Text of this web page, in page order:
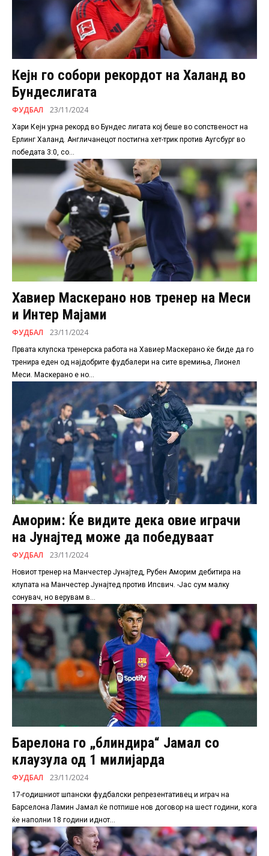
Кејн го собори рекордот на Халанд во
Бундеслигата
ФУДБАЛ 23/11/2024
Хари Кејн урна рекорд во Бундес лигата кој беше во сопственост на
Ерлинг Халанд. Англичанецот постигна хет-трик против Аугсбург во
победата 3:0, со...
Хавиер Маскерано нов тренер на Меси
и Интер Мајами
ФУДБАЛ 23/11/2024
Првата клупска тренерска работа на Хавиер Маскерано ќе биде да го
тренира еден од најдобрите фудбалери на сите времиња, Лионел
Меси. Маскерано е но...
Аморим: Ќе видите дека овие играчи
на Јунајтед може да победуваат
ФУДБАЛ 23/11/2024
Новиот тренер на Манчестер Јунајтед, Рубен Аморим дебитира на
клупата на Манчестер Јунајтед против Ипсвич. -Jас сум малку
сонувач, но верувам в...
Барелона го „блиндира“ Јамал со
клаузула од 1 милијарда
ФУДБАЛ 23/11/2024
17-годишниот шпански фудбалски репрезентативец и играч на
Барселона Ламин Јамал ќе потпише нов договор на шест години, кога
ќе наполни 18 години иднот...